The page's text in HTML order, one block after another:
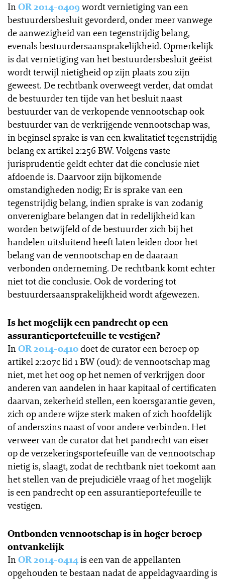
InOR 2014-0409 wordt vernietiging van een
bestuurdersbesluit gevorderd, onder meer vanwege
de aanwezigheid van een tegenstrijdig belang,
evenals bestuurdersaansprakelijkheid. Opmerkelijk
is dat vernietiging van het bestuurdersbesluit geëist
wordt terwijl nietigheid op zijn plaats zou zijn
geweest. De rechtbank overweegt verder, dat omdat
de bestuurder ten tijde van het besluit naast
bestuurder van de verkopende vennootschap ook
bestuurder van de verkrijgende vennootschap was,
in beginsel sprake is van een kwalitatief tegenstrijdig
belang ex artikel 2:256 BW. Volgens vaste
jurisprudentie geldt echter dat die conclusie niet
afdoende is. Daarvoor zijn bijkomende
omstandigheden nodig; Er is sprake van een
tegenstrijdig belang, indien sprake is van zodanig
onverenigbare belangen dat in redelijkheid kan
worden betwijfeld of de bestuurder zich bij het
handelen uitsluitend heeft laten leiden door het
belang van de vennootschap en de daaraan
verbonden onderneming. De rechtbank komt echter
niet tot die conclusie. Ook de vordering tot
bestuurdersaansprakelijkheid wordt afgewezen.
Is het mogelijk een pandrecht op een
assurantieportefeuille te vestigen?
InOR 2014-0410doet de curator een beroep op
artikel 2:207c lid 1 BW (oud): de vennootschap mag
niet, met het oog op het nemen of verkrijgen door
anderen van aandelen in haar kapitaal of certificaten
daarvan, zekerheid stellen, een koersgarantie geven,
zich op andere wijze sterk maken of zich hoofdelijk
of anderszins naast of voor andere verbinden. Het
verweer van de curator dat het pandrecht van eiser
op de verzekeringsportefeuille van de vennootschap
nietig is, slaagt, zodat de rechtbank niet toekomt aan
het stellen van de prejudiciële vraag of het mogelijk
is een pandrecht op een assurantieportefeuille te
vestigen.
Ontbonden vennootschap is in hoger beroep
ontvankelijk
InOR 2014-0414is een van de appellanten
opgehouden te bestaan nadat de appeldagvaarding is